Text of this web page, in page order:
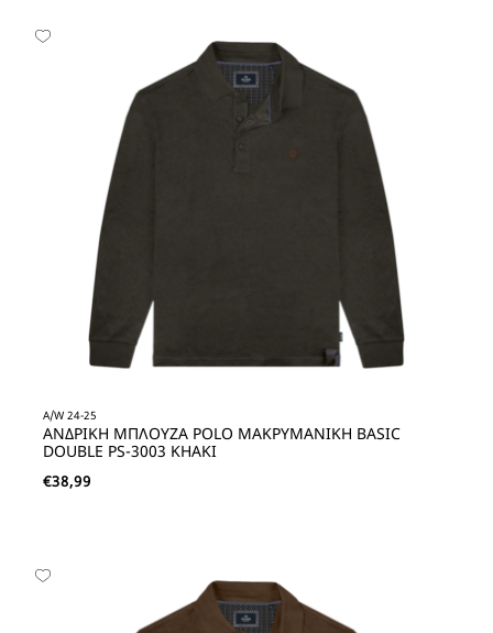
A/W 24-25
ΑΝΔΡΙΚΗ ΜΠΛΟΥΖΑ POLO ΜΑΚΡΥΜΑΝΙΚΗ BASIC
DOUBLE PS-3003 KHAKI
€38,99